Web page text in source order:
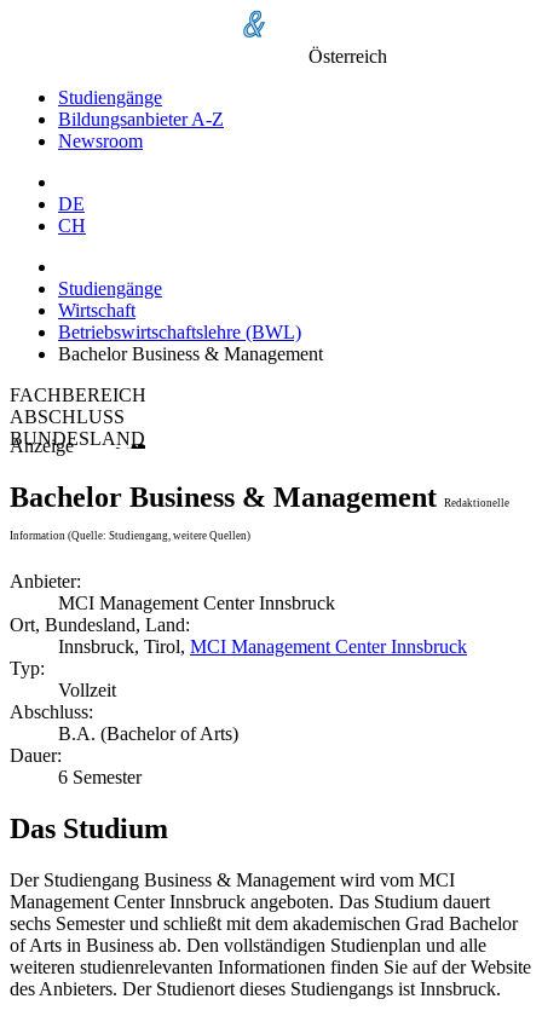
Österreich
Studiengänge
Bildungsanbieter A-Z
Newsroom
DE
CH
Studiengänge
Wirtschaft
Betriebswirtschaftslehre (BWL)
Bachelor Business & Management
FACHBEREICH
ABSCHLUSS
BUNDESLAND
Anzeige
Bachelor Business & Management Redaktionelle
Information (Quelle: Studiengang, weitere Quellen)
Anbieter:
MCI Management Center Innsbruck
Ort, Bundesland, Land:
Innsbruck, Tirol, MCI Management Center Innsbruck
Typ:
Vollzeit
Abschluss:
B.A. (Bachelor of Arts)
Dauer:
6 Semester
Das Studium
Der Studiengang Business & Management wird vom MCI
Management Center Innsbruck angeboten. Das Studium dauert
sechs Semester und schließt mit dem akademischen Grad Bachelor
of Arts in Business ab. Den vollständigen Studienplan und alle
weiteren studienrelevanten Informationen finden Sie auf der Website
des Anbieters. Der Studienort dieses Studiengangs ist Innsbruck.